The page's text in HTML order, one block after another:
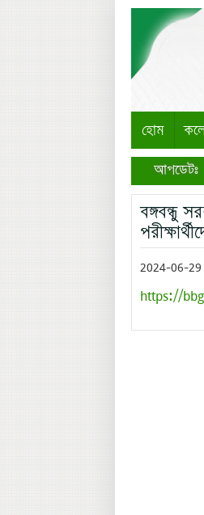
হোম
আপডেটঃ
বঙ্গবন্ধু
2024-06-29
https://